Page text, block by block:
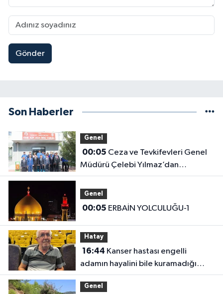
Gönder
Son Haberler
Genel
00:05
Müdürü Çelebi Yılmaz’dan
Iğdır’daki Kurumlara Ziyaret ve
Üretim İncelemesi
Genel
00:05 ERBAİN YOLCULUĞU-1
Hatay
16:44
adamın hayalini bile kuramadığı
evine kavuşunca döktüğü gözyaşı
duygulandırdı
Genel